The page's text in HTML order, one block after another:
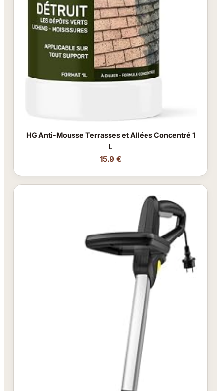
HG Anti-Mousse Terrasses et Allées Concentré 1
L
15.9 €